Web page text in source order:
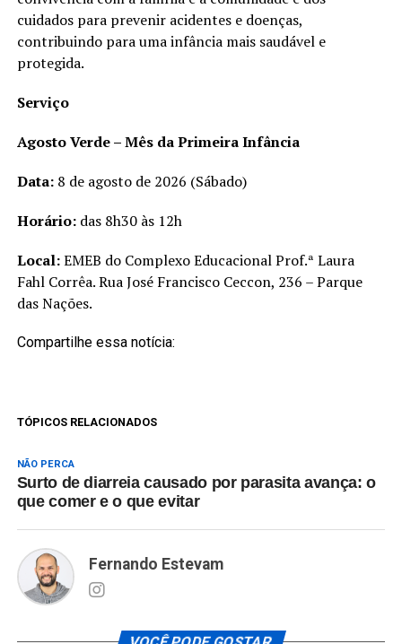
cuidados para prevenir acidentes e doenças,
contribuindo para uma infância mais saudável e
protegida.
Serviço
Agosto Verde – Mês da Primeira Infância
Data:8 de agosto de 2026 (Sábado)
Horário:das 8h30 às 12h
Local:EMEB do Complexo Educacional Prof.ª Laura
Fahl Corrêa. Rua José Francisco Ceccon, 236 – Parque
das Nações.
Compartilhe essa notícia:
TÓPICOS RELACIONADOS
NÃO PERCA
Surto de diarreia causado por parasita avança: o
que comer e o que evitar
Fernando Estevam